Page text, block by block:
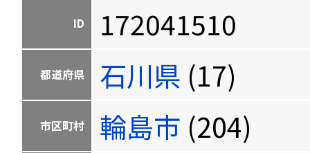
ID 172041510
都道府県 石川県 (17)
市区町村 輪島市 (204)